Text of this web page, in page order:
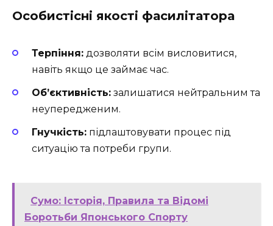
Особистісні якості фасилітатора
Терпіння: дозволяти всім висловитися,
навіть якщо це займає час.
Об’єктивність: залишатися нейтральним та
неупередженим.
Гнучкість: підлаштовувати процес під
ситуацію та потреби групи.
Сумо: Історія, Правила та Відомі
Боротьби Японського Спорту